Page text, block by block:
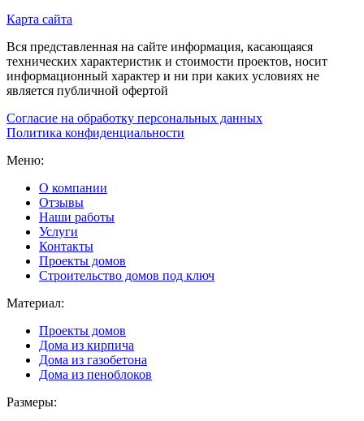
Карта сайта
Вся представленная на сайте информация, касающаяся
технических характеристик и стоимости проектов, носит
информационный характер и ни при каких условиях не
является публичной офертой
Согласие на обработку персональных данных
Политика конфиденциальности
Меню:
О компании
Отзывы
Наши работы
Услуги
Контакты
Проекты домов
Строительство домов под ключ
Материал:
Проекты домов
Дома из кирпича
Дома из газобетона
Дома из пеноблоков
Размеры: